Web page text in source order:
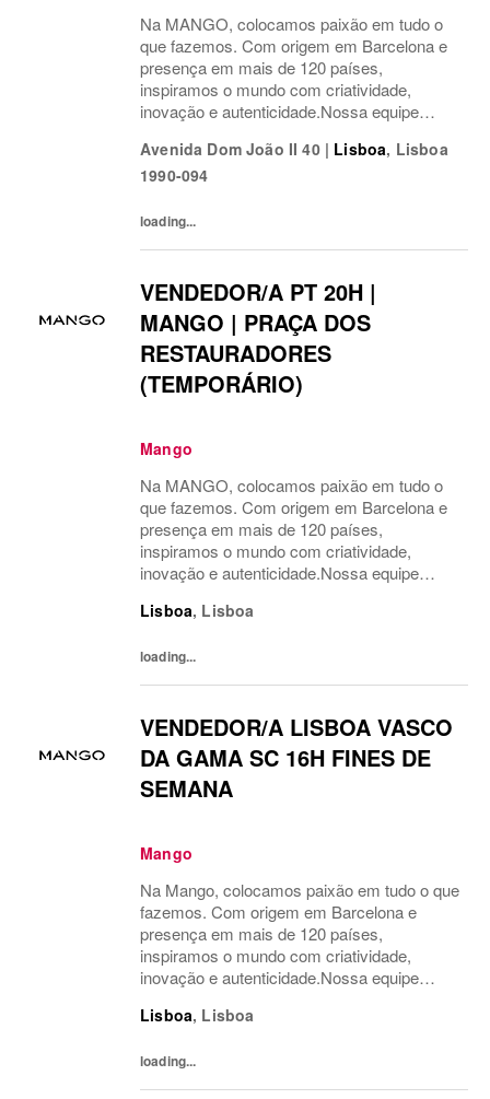
Na MANGO, colocamos paixão em tudo o
que fazemos. Com origem em Barcelona e
presença em mais de 120 países,
inspiramos o mundo com criatividade,
inovação e autenticidade.Nossa equipe
Temos orgulho em levar a moda além,
conectando nosso estilo único com...
Avenida Dom João II 40 | Lisboa, Lisboa
1990-094
loading...
VENDEDOR/A PT 20H |
MANGO | PRAÇA DOS
RESTAURADORES
(TEMPORÁRIO)
Mango
Na MANGO, colocamos paixão em tudo o
que fazemos. Com origem em Barcelona e
presença em mais de 120 países,
inspiramos o mundo com criatividade,
inovação e autenticidade.Nossa equipe
Temos orgulho em levar a moda além,
Lisboa, Lisboa
loading...
VENDEDOR/A LISBOA VASCO
DA GAMA SC 16H FINES DE
SEMANA
Mango
Na Mango, colocamos paixão em tudo o que
fazemos. Com origem em Barcelona e
presença em mais de 120 países,
inspiramos o mundo com criatividade,
inovação e autenticidade.Nossa equipe
Temos orgulho em levar a moda além,
Lisboa, Lisboa
loading...